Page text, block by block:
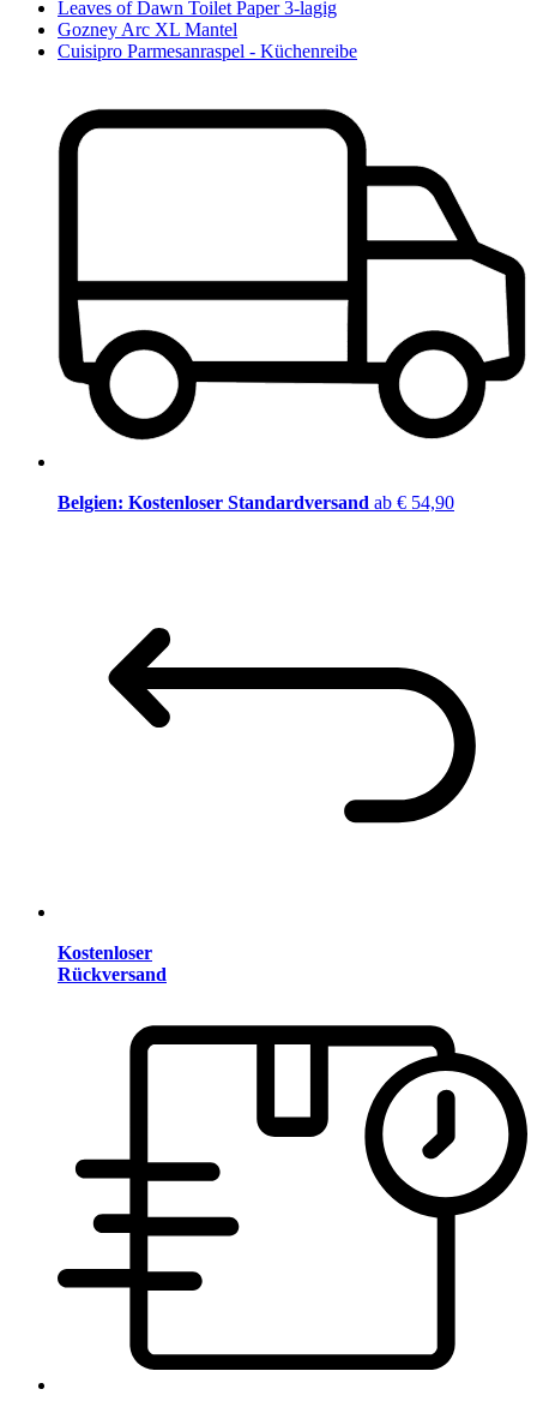
Leaves of Dawn Toilet Paper 3-lagig
Gozney Arc XL Mantel
Cuisipro Parmesanraspel - Küchenreibe
Belgien: Kostenloser Standardversand ab € 54,90
Kostenloser
Rückversand